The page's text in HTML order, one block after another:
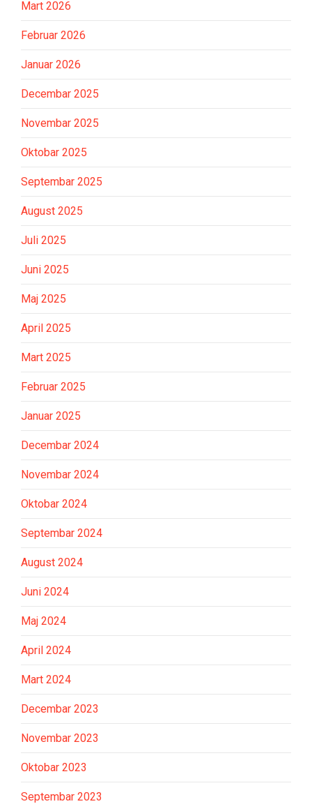
Mart 2026
Februar 2026
Januar 2026
Decembar 2025
Novembar 2025
Oktobar 2025
Septembar 2025
August 2025
Juli 2025
Juni 2025
Maj 2025
April 2025
Mart 2025
Februar 2025
Januar 2025
Decembar 2024
Novembar 2024
Oktobar 2024
Septembar 2024
August 2024
Juni 2024
Maj 2024
April 2024
Mart 2024
Decembar 2023
Novembar 2023
Oktobar 2023
Septembar 2023